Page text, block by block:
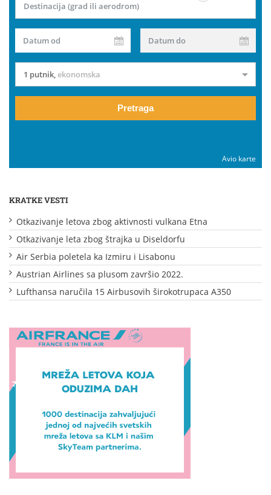
Destinacija (grad ili aerodrom)
Datum od Datum do
1 putnik,ekonomska
Pretraga
Avio karte
KRATKE VESTI
Otkazivanje letova zbog aktivnosti vulkana Etna
Otkazivanje leta zbog štrajka u Diseldorfu
Air Serbia poletela ka Izmiru i Lisabonu
Austrian Airlines sa plusom završio 2022.
Lufthansa naručila 15 Airbusovih širokotrupaca A350